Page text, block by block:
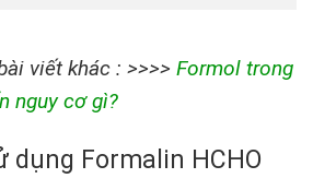
viết khác : >>>> Formol trong
nguy cơ gì?
dụng Formalin HCHO